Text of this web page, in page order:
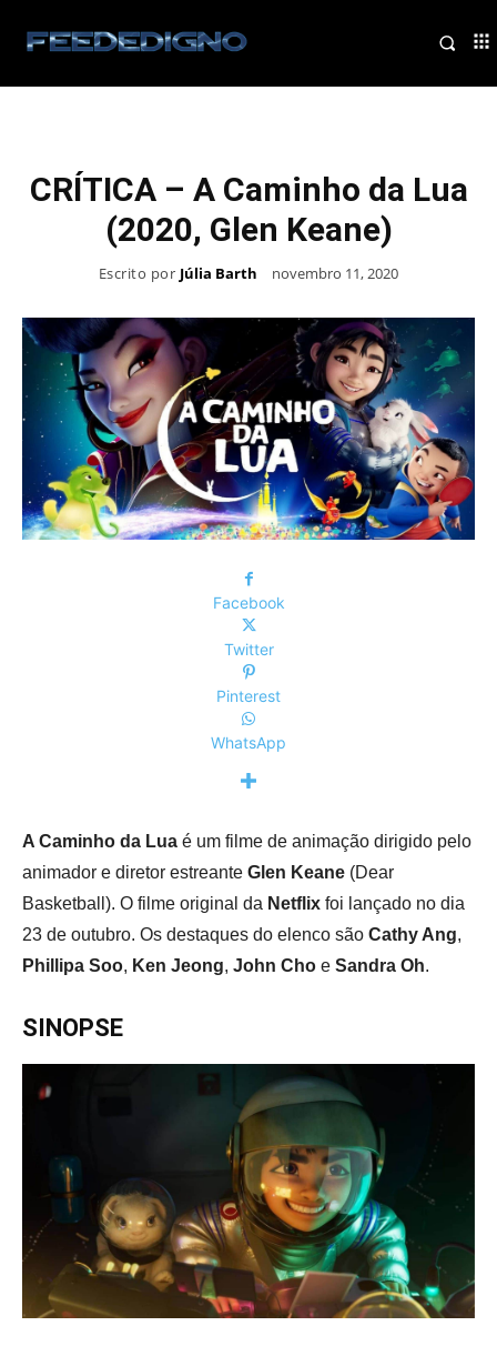
CRÍTICA – A Caminho da Lua
(2020, Glen Keane)
Escrito por Júlia Barth novembro 11, 2020
Facebook
Twitter
Pinterest
WhatsApp
A Caminho da Lua é um filme de animação dirigido pelo
animador e diretor estreante Glen Keane (Dear
Basketball). O filme original da Netflix foi lançado no dia
23 de outubro. Os destaques do elenco são Cathy Ang,
Phillipa Soo, Ken Jeong, John Cho e Sandra Oh.
SINOPSE